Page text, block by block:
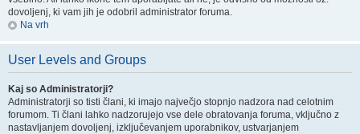
dovoljenj, ki vam jih je odobril administrator foruma.
Na vrh
User Levels and Groups
Kaj so Administratorji?
Administratorji so tisti člani, ki imajo največjo stopnjo nadzora nad celotnim
forumom. Ti člani lahko nadzorujejo vse dele obratovanja foruma, vključno z
nastavljanjem dovoljenj, izključevanjem uporabnikov, ustvarjanjem